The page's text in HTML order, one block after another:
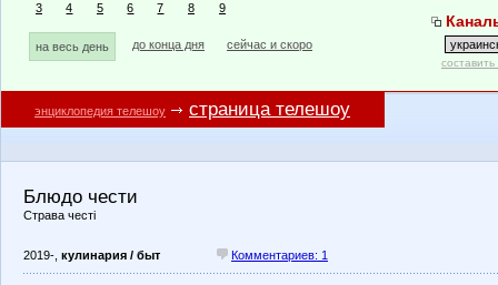
3 4 5 6 7 8 9
на весь день до конца дня сейчас и скоро
энциклопедия телешоу страница телешоу
Блюдо чести
Страва честі
2019-, кулинария / быт Комментариев: 1